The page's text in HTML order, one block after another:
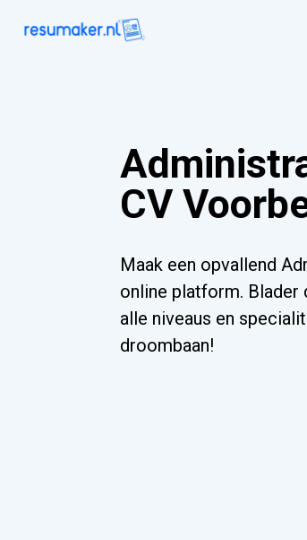
CV
Maak een opvallend
online platform.
alle niveaus en
droombaan!